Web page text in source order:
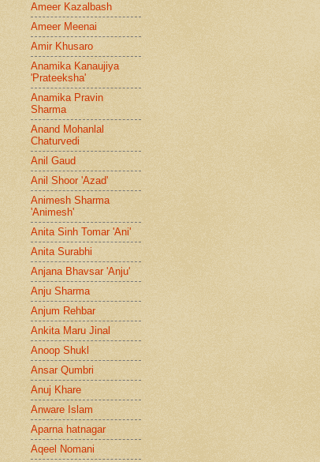
Ameer Kazalbash
Ameer Meenai
Amir Khusaro
Anamika Kanaujiya
'Prateeksha'
Anamika Pravin
Sharma
Anand Mohanlal
Chaturvedi
Anil Gaud
Anil Shoor 'Azad'
Animesh Sharma
'Animesh'
Anita Sinh Tomar 'Ani'
Anita Surabhi
Anjana Bhavsar 'Anju'
Anju Sharma
Anjum Rehbar
Ankita Maru Jinal
Anoop Shukl
Ansar Qumbri
Anuj Khare
Anware Islam
Aparna hatnagar
Aqeel Nomani